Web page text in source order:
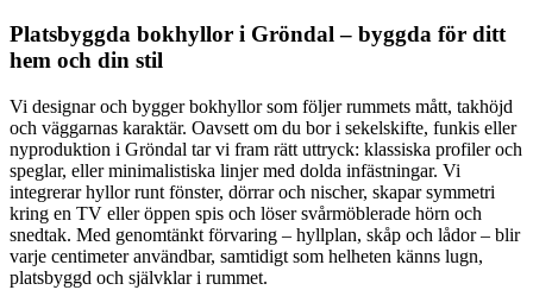
Platsbyggda bokhyllor i Gröndal – byggda för ditt
hem och din stil
Vi designar och bygger bokhyllor som följer rummets mått, takhöjd
och väggarnas karaktär. Oavsett om du bor i sekelskifte, funkis eller
nyproduktion i Gröndal tar vi fram rätt uttryck: klassiska profiler och
speglar, eller minimalistiska linjer med dolda infästningar. Vi
integrerar hyllor runt fönster, dörrar och nischer, skapar symmetri
kring en TV eller öppen spis och löser svårmöblerade hörn och
snedtak. Med genomtänkt förvaring – hyllplan, skåp och lådor – blir
varje centimeter användbar, samtidigt som helheten känns lugn,
platsbyggd och självklar i rummet.